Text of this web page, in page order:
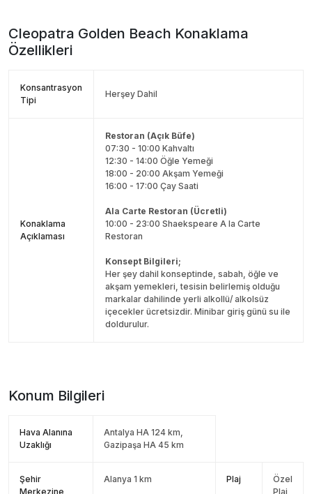
Cleopatra Golden Beach Konaklama
Özellikleri
Konsantrasyon
Tipi
Herşey Dahil
Konaklama
Açıklaması
Restoran (Açık Büfe)
07:30 - 10:00 Kahvaltı
12:30 - 14:00 Öğle Yemeği
18:00 - 20:00 Akşam Yemeği
16:00 - 17:00 Çay Saati
Ala Carte Restoran (Ücretli)
10:00 - 23:00 Shaekspeare A la Carte
Restoran
Konsept Bilgileri;
Her şey dahil konseptinde, sabah, öğle ve
akşam yemekleri, tesisin belirlemiş olduğu
markalar dahilinde yerli alkollü/ alkolsüz
içecekler ücretsizdir. Minibar giriş günü su ile
doldurulur.
Konum Bilgileri
Hava Alanına
Uzaklığı
Antalya HA 124 km,
Gazipaşa HA 45 km
Şehir
Merkezine
Alanya 1 km Plaj
Özel
Plaj